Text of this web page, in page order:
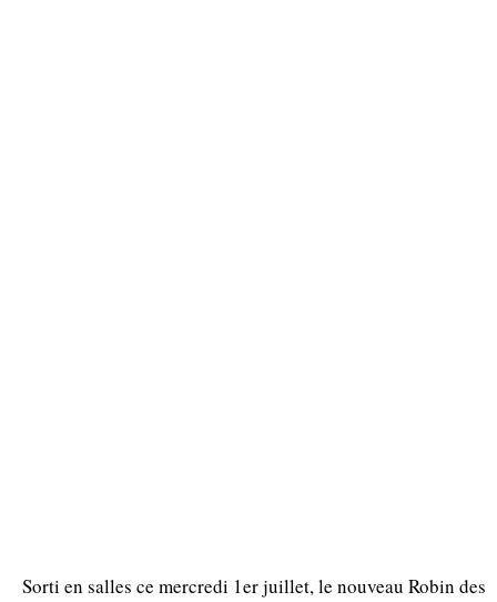
Sorti en salles ce mercredi 1er juillet, le nouveau Robin des